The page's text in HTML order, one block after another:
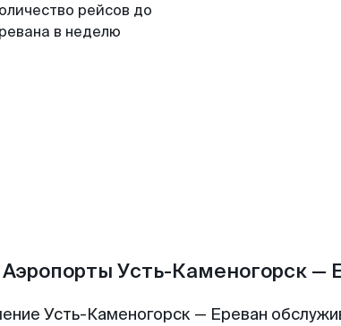
рейсов до
в неделю
Аэропорты Усть-Каменогорск —
Усть-Каменогорск — Ереван